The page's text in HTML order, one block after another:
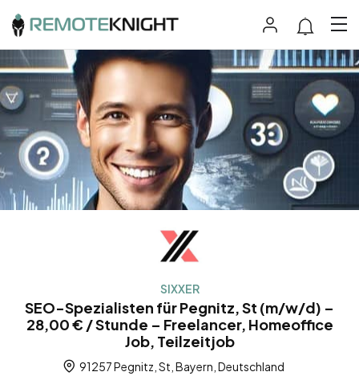
SIXXER
SEO-Spezialisten für Pegnitz, St (m/w/d) –
28,00 € / Stunde – Freelancer, Homeoffice
Job, Teilzeitjob
91257 Pegnitz, St, Bayern, Deutschland